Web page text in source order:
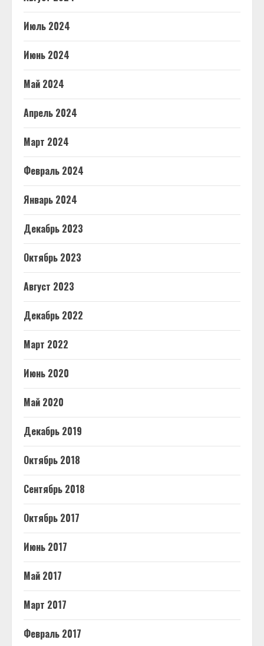
Июль 2024
Июнь 2024
Май 2024
Апрель 2024
Март 2024
Февраль 2024
Январь 2024
Декабрь 2023
Октябрь 2023
Август 2023
Декабрь 2022
Март 2022
Июнь 2020
Май 2020
Декабрь 2019
Октябрь 2018
Сентябрь 2018
Октябрь 2017
Июнь 2017
Май 2017
Март 2017
Февраль 2017